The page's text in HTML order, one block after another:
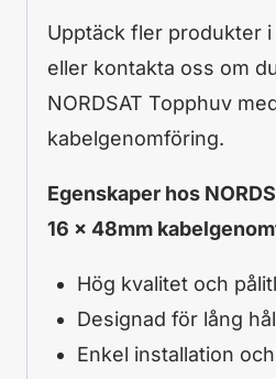
Upptäck fler produkter i
eller kontakta oss om
NORDSAT Topphuv
kabelgenomföring.
Egenskaper hos
16 x 48mm
Hög kvalitet och
Designad för lång
Enkel installation